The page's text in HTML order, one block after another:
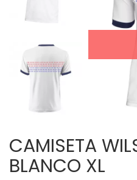
CAMISETA
BLANCO XL